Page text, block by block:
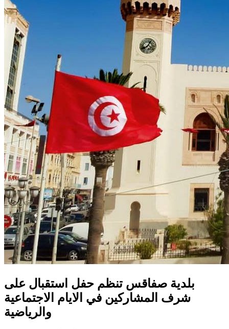
بلدية صفاقس تنظم حفل استقبال على
شرف المشاركين في الايام الاجتماعية
والرياضية